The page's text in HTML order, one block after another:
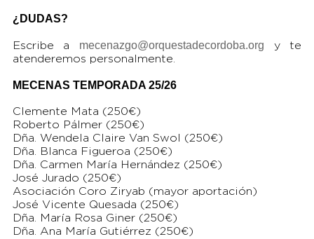
¿DUDAS?
Escribe a mecenazgo@orquestadecordoba.org y te
atenderemos personalmente.
MECENAS TEMPORADA 25/26
Clemente Mata (250€)
Roberto Pálmer (250€)
Dña. Wendela Claire Van Swol (250€)
Dña. Blanca Figueroa (250€)
Dña. Carmen María Hernández (250€)
José Jurado (250€)
Asociación Coro Ziryab (mayor aportación)
José Vicente Quesada (250€)
Dña. María Rosa Giner (250€)
Dña. Ana María Gutiérrez (250€)